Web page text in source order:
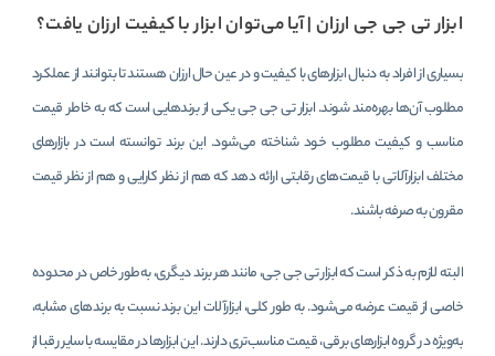
ابزار تی جی جی ارزان | آیا می‌توان ابزار با کیفیت ارزان یافت؟
بسیاری از افراد به دنبال ابزارهای با کیفیت و در عین حال ارزان هستند تا بتوانند از عملکرد
مطلوب آن‌ها بهره‌مند شوند. ابزار تی جی جی یکی از برندهایی است که به خاطر قیمت
مناسب و کیفیت مطلوب خود شناخته می‌شود. این برند توانسته است در بازارهای
مختلف ابزارآلاتی با قیمت‌های رقابتی ارائه دهد که هم از نظر کارایی و هم از نظر قیمت
مقرون به صرفه باشند.
البته لازم به ذکر است که ابزار تی ‌‌‌جی‌‌‌‌ جی، مانند هر برند دیگری، به‌طور خاص در محدوده
خاصی از قیمت عرضه می‌شود. به طور کلی، ابزارآلات این برند نسبت به برندهای مشابه،
به‌ویژه در گروه ابزارهای برقی، قیمت مناسب‌تری دارند. این ابزارها در مقایسه با سایر رقبا از